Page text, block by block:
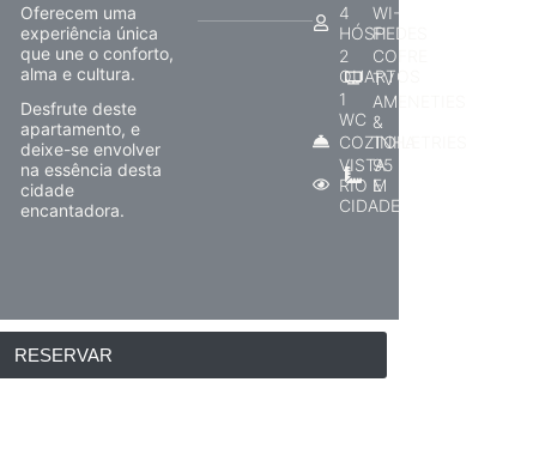
Oferecem uma
experiência única
que une o conforto,
alma e cultura.
Desfrute deste
apartamento, e
deixe-se envolver
na essência desta
cidade
encantadora.
4
HÓSPEDES
2
QUARTOS
1
WC
COZINHA
VISTA
RIO E
CIDADE
WI-
FI
COFRE
TV
AMENETIES
&
TOILETRIES
95
M
RESERVAR